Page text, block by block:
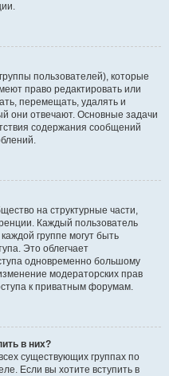
пользователей), которые
право редактировать или
перемещать, удалять и
они отвечают. Основные задачи
содержания сообщений
на структурные части,
Каждый пользователь
группе могут быть
Это облегчает
одновременно большому
модераторских прав
к приватным форумам.
в них?
существующих группах по
Если вы хотите вступить в